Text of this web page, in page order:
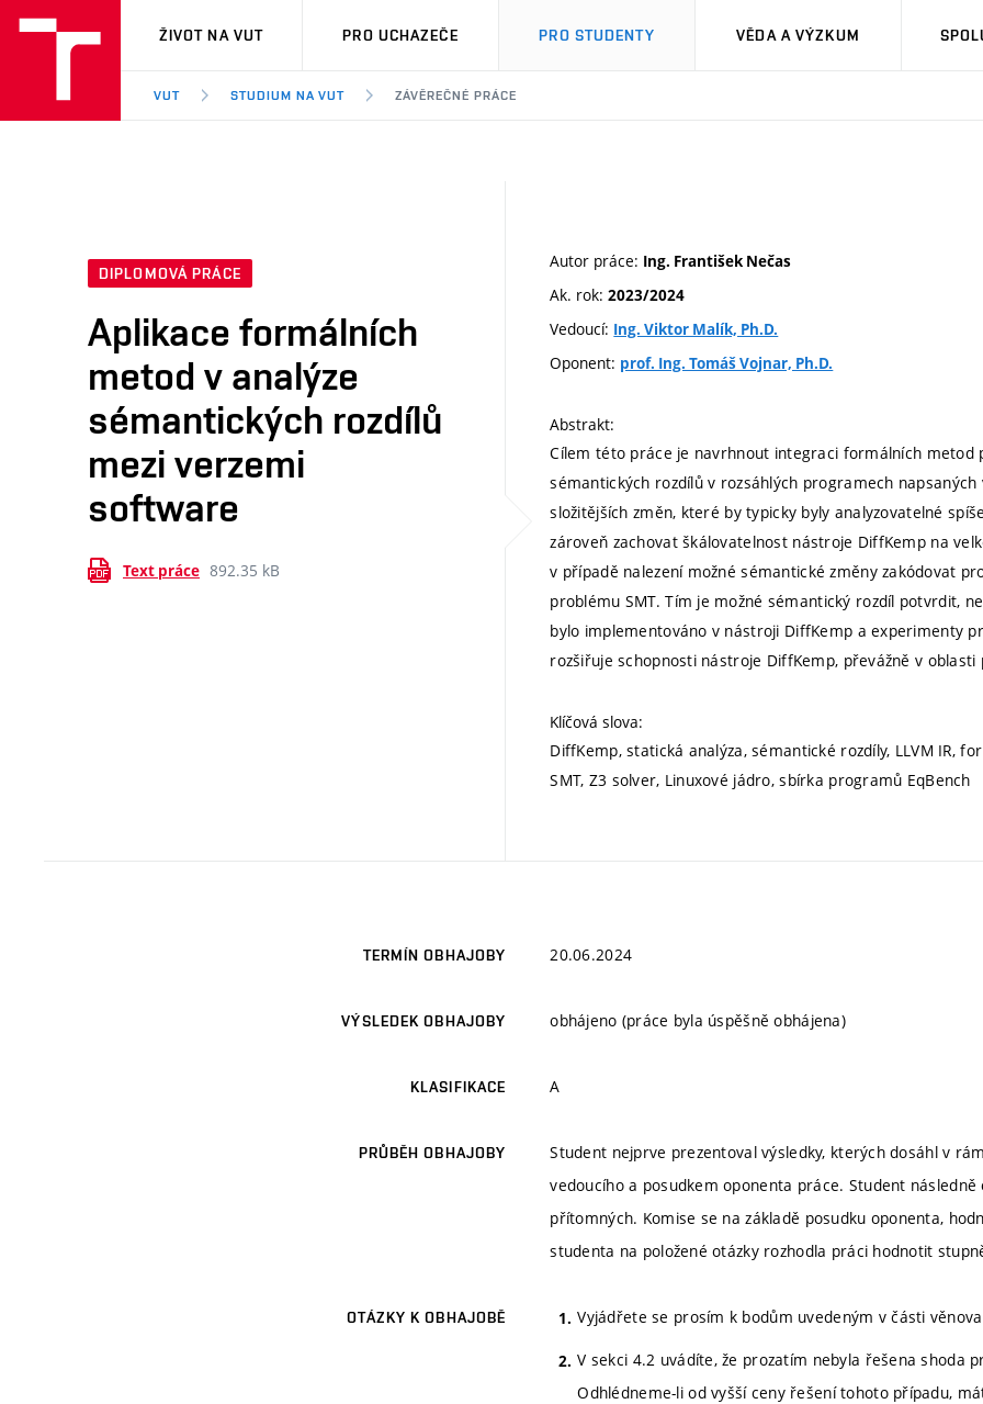
VUT
ŽIVOT NA VUT PRO UCHAZEČE PRO STUDENTY VĚDA A VÝZKUM
VUT STUDIUM NA VUT ZÁVĚREČNÉ PRÁCE
DIPLOMOVÁ PRÁCE
Aplikace formálních
metod v analýze
sémantických rozdílů
mezi verzemi
software
Text práce 892.35 kB
Autor práce: Ing. František Nečas
Ak. rok:2023/2024
Vedoucí: Ing. Viktor Malík, Ph.D.
Oponent: prof. Ing. Tomáš Vojnar, Ph.D.
Abstrakt:
Cílem této práce je navrhnout integraci formálních metod
sémantických rozdílů v rozsáhlých programech
složitějších změn, které by typicky byly analyzovatelné
zároveň zachovat škálovatelnost nástroje DiffKemp na
v případě nalezení možné sémantické změny zakódovat
problému SMT. Tím je možné sémantický rozdíl potvrdit,
bylo implementováno v nástroji DiffKemp a experimenty
rozšiřuje schopnosti nástroje DiffKemp, převážně v
Klíčová slova:
DiffKemp, statická analýza, sémantické rozdíly, LLVM IR,
SMT, Z3 solver, Linuxové jádro, sbírka programů EqBench
TERMÍN OBHAJOBY 20.06.2024
VÝSLEDEK OBHAJOBY obhájeno (práce byla úspěšně obhájena)
KLASIFIKACE A
PRŮBĚH OBHAJOBY
Student nejprve prezentoval výsledky, kterých dosáhl v
vedoucího a posudkem oponenta práce. Student
přítomných. Komise se na základě posudku oponenta,
studenta na položené otázky rozhodla práci hodnotit
OTÁZKY K OBHAJOBĚ Vyjádřete se prosím k bodům uvedeným v části
V sekci 4.2 uvádíte, že prozatím nebyla řešena
Odhlédneme-li od vyšší ceny řešení tohoto případu,